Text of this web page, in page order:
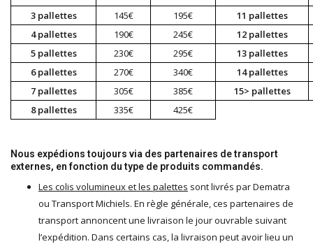
3 pallettes
145€ 195€
11 pallettes
4 pallettes
190€ 245€
12 pallettes
5 pallettes
230€ 295€
13 pallettes
6 pallettes
270€ 340€
14 pallettes
7 pallettes
305€ 385€
15> pallettes
8 pallettes
335€ 425€
Nous expédions toujours via des partenaires de transport
externes, en fonction du type de produits commandés.
Les colis volumineux et les palettes sont livrés parDematra
ou Transport Michiels. En règle générale, ces partenaires de
transport annoncent une livraison le jour ouvrable suivant
l’expédition. Dans certains cas, la livraison peut avoir lieu un